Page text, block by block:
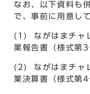
なお、以下資料も
で、事前に用意し
(1) ながはまチャ
業報告書（様式第3
(2) ながはまチャ
業決算書（様式第4